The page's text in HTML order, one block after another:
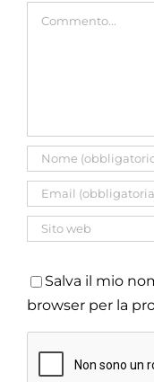
Commento
Salva il mio
browser per la